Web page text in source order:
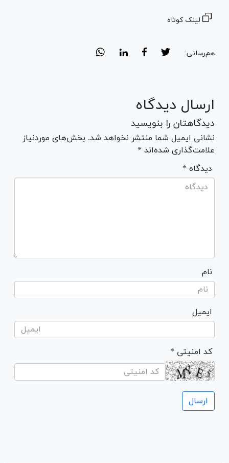
لینک کوتاه
هم‌رسانی:
ارسال دیدگاه
دیدگاهتان را بنویسید
نشانی ایمیل شما منتشر نخواهد شد. بخش‌های موردنیاز
علامت‌گذاری شده‌اند *
* دیدگاه
نام
ایمیل
* کد امنیتی